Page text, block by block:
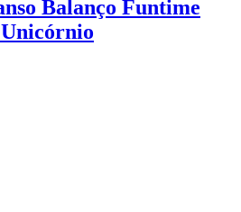
Balanço Funtime